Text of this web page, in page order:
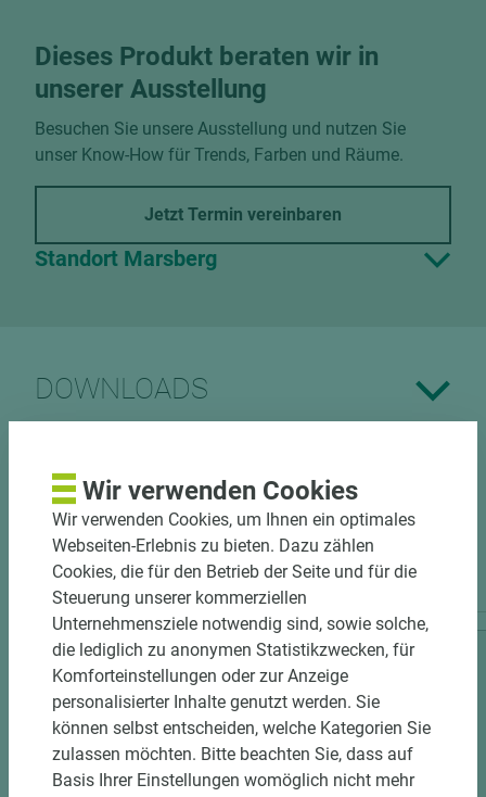
Dieses Produkt beraten wir in
unserer Ausstellung
Besuchen Sie unsere Ausstellung und nutzen Sie
unser Know-How für Trends, Farben und Räume.
Jetzt Termin vereinbaren
Standort Marsberg
DOWNLOADS
PASSENDES ZUBEHÖR
Wir verwenden Cookies
Wir verwenden Cookies, um Ihnen ein optimales
Webseiten-Erlebnis zu bieten. Dazu zählen
Cookies, die für den Betrieb der Seite und für die
Steuerung unserer kommerziellen
Unternehmensziele notwendig sind, sowie solche,
die lediglich zu anonymen Statistikzwecken, für
Komforteinstellungen oder zur Anzeige
personalisierter Inhalte genutzt werden. Sie
können selbst entscheiden, welche Kategorien Sie
zulassen möchten. Bitte beachten Sie, dass auf
Basis Ihrer Einstellungen womöglich nicht mehr